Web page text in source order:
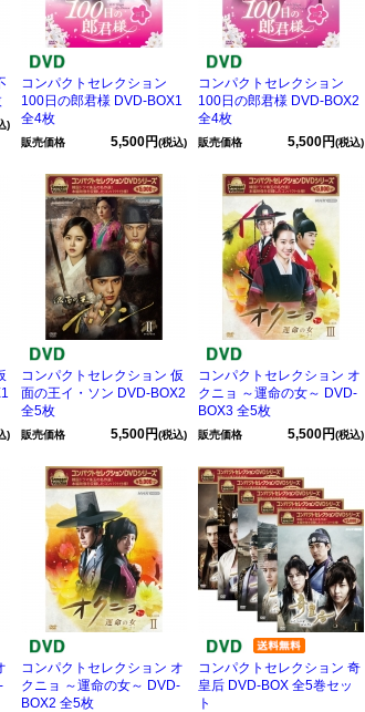
)
コンパクトセレクション
100日の郎君様 DVD-BOX1
全4枚
販売価格 5,500円(税込)
コンパクトセレクション
100日の郎君様 DVD-BOX2
全4枚
販売価格 5,500円(税込)
)
コンパクトセレクション 仮
面の王イ・ソン DVD-BOX2
全5枚
販売価格 5,500円(税込)
コンパクトセレクション オ
クニョ ～運命の女～ DVD-
BOX3 全5枚
販売価格 5,500円(税込)
コンパクトセレクション オ
クニョ ～運命の女～ DVD-
BOX2 全5枚
コンパクトセレクション 奇
皇后 DVD-BOX 全5巻セッ
ト